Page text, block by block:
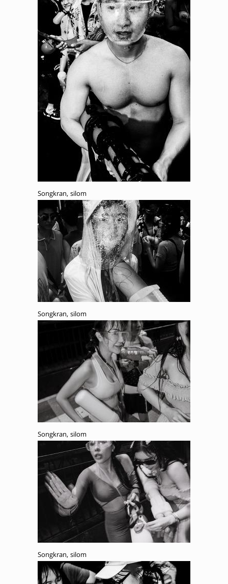
Songkran, silom
Songkran, silom
Songkran, silom
Songkran, silom